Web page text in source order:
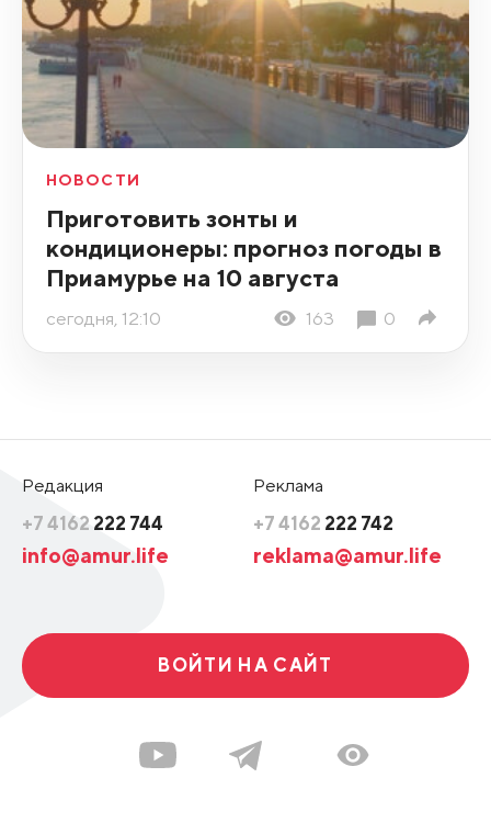
НОВОСТИ
Приготовить зонты и
кондиционеры: прогноз погоды в
Приамурье на 10 августа
сегодня, 12:10 163 0
Редакция
+7 4162 222 744
info@amur.life
Реклама
+7 4162 222 742
reklama@amur.life
ВОЙТИ НА САЙТ